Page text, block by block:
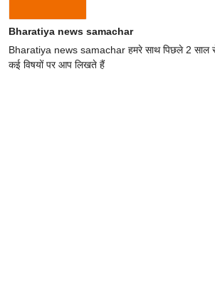
Bharatiya news samachar
Bharatiya news samachar हमरे साथ पिछले 2 साल
कई विषयों पर आप लिखते हैं